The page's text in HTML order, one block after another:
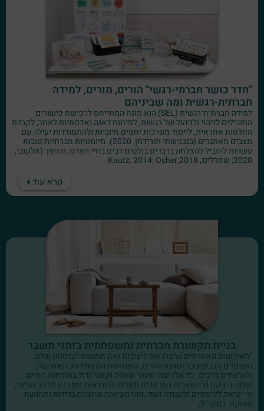
"חדר כושר חברתי-רגשי" הורים, מורים, למידה
חברתית-רגשית ומה שביניהם
למידה חברתית־רגשית (SEL) הוא מונח המתייחס לרכישת כישורים
המובילים לזיהוי ולניהול של רגשות, לפיתוח דאגה ואכפתיות לאחר, לקבלת
החלטות אחראית, לייסוד מערכות יחסים חיוביות ולהתמודדות יעילה עם
מצבים מאתגרים (בנבנישתי ופרידמן, 2020). מיומנויות חברתיות טובות
עשויות להוביל להצלחה ברבדים בולטים רבים בחיי הפרט, וההפך (אלקובי,
2020; שפרלינג, 2018;Kautz, 2014; Osher
קרא עוד
בניית תקשורת חברתית ומשפחתית בזמני משבר
"האירועים האחרונים ערערו את היציבות ואת תחושת הביטחון שלנו.
השינויים הרבים בכל תחומי החיים, השמועות המפחידות, האזעקות
והנרצחים הרבים, כל אלו יצרו סימני שאלה וקושי גדול באורחות החיים
שלנו. ביניהם ההישארות במרחבים מוגנים, הימצאות זמן רב במרחב הביתי,
אי יציאה ללימודים ולעבודה ועוד. זוהי מציאות שיוצרת בדידות ותחושת
מצוקה. במקביל,